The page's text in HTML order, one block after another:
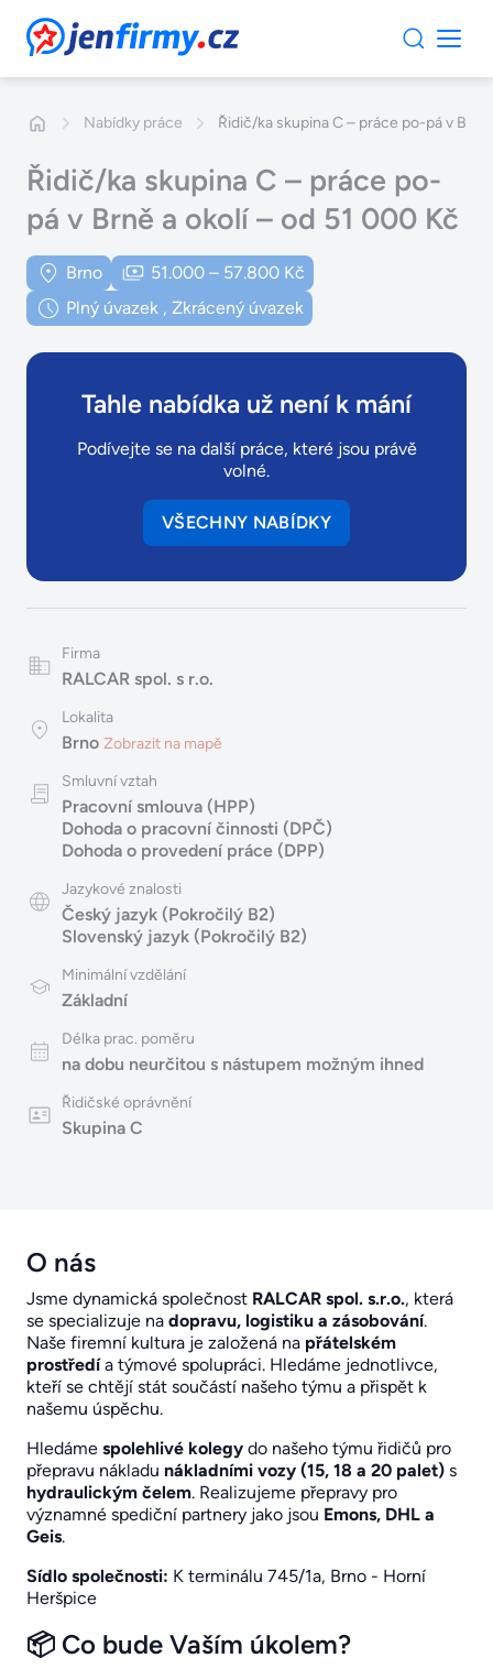
JenFirmy.cz
Nabídky práce Řidič/ka skupina C – práce po-pá v
Řidič/ka skupina C – práce po-
pá v Brně a okolí – od 51 000 Kč
Brno
51.000 – 57.800 Kč
Plný úvazek , Zkrácený úvazek
Tahle nabídka už není k mání
Podívejte se na další práce, které jsou právě
volné.
VŠECHNY NABÍDKY
Firma
RALCAR spol. s r.o.
Lokalita
Brno Zobrazit na mapě
Smluvní vztah
Pracovní smlouva (HPP)
Dohoda o pracovní činnosti (DPČ)
Dohoda o provedení práce (DPP)
Jazykové znalosti
Český jazyk (Pokročilý B2)
Slovenský jazyk (Pokročilý B2)
Minimální vzdělání
Základní
Délka prac. poměru
na dobu neurčitou s nástupem možným ihned
Řidičské oprávnění
Skupina C
O nás
Jsme dynamická společnost RALCAR spol. s.r.o., která
se specializuje na dopravu, logistiku a zásobování.
Naše firemní kultura je založená na přátelském
prostředía týmové spolupráci. Hledáme jednotlivce,
kteří se chtějí stát součástí našeho týmu a přispět k
našemu úspěchu.
Hledáme spolehlivé kolegy do našeho týmu řidičů pro
přepravu nákladu nákladními vozy (15, 18 a 20 palet) s
hydraulickým čelem. Realizujeme přepravy pro
významné spediční partnery jako jsou Emons, DHL a
Geis.
Sídlo společnosti: K terminálu 745/1a, Brno - Horní
Heršpice
📦 Co bude Vaším úkolem?